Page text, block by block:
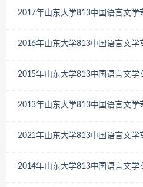
2017年山东大学813中国语言文学
2016年山东大学813中国语言文学
2015年山东大学813中国语言文学
2013年山东大学813中国语言文学
2021年山东大学813中国语言文学
2014年山东大学813中国语言文学